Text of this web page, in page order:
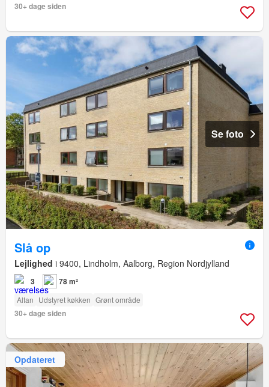
30+ dage siden
Se foto
Slå op
Lejlighed i 9400, Lindholm, Aalborg, Region Nordjylland
3 78 m²
Altan Udstyret køkken Grønt område
30+ dage siden
Opdateret